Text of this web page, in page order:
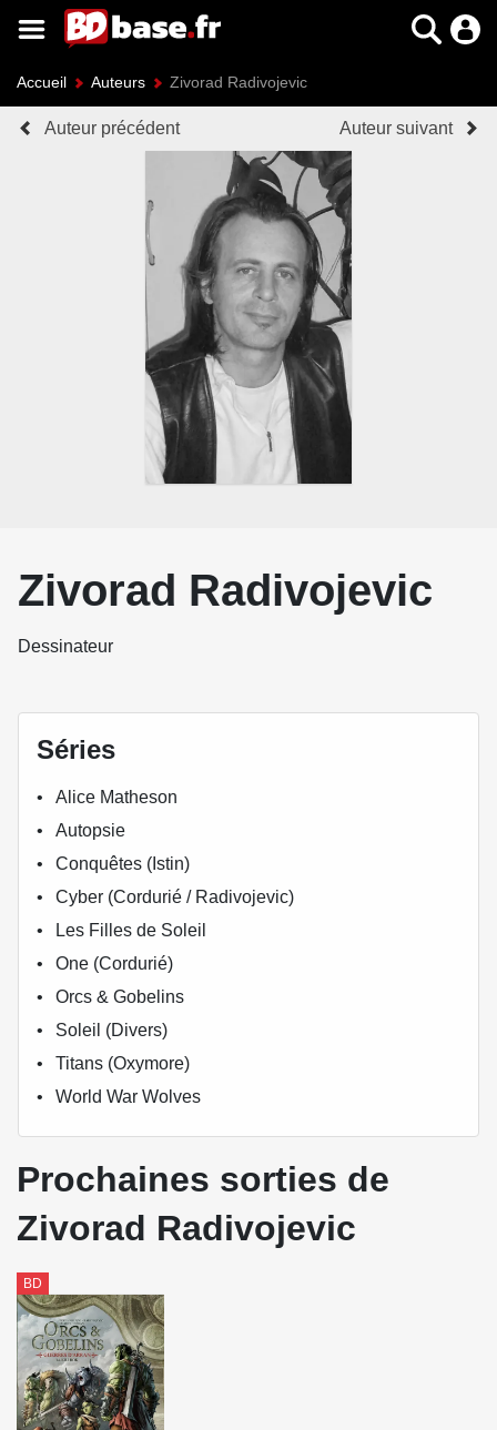
Accueil Auteurs Zivorad Radivojevic
Auteur précédent Auteur suivant
Zivorad Radivojevic
Dessinateur
Séries
Alice Matheson
Autopsie
Conquêtes (Istin)
Cyber (Cordurié / Radivojevic)
Les Filles de Soleil
One (Cordurié)
Orcs & Gobelins
Soleil (Divers)
Titans (Oxymore)
World War Wolves
Prochaines sorties de
Zivorad Radivojevic
BD